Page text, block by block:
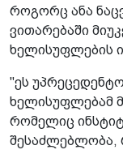
როგორც ანა
ვითარებაში
ხელისუფლების
"ეს
ხელისუფლებამ
რომელიც
შესაძლებლობა,